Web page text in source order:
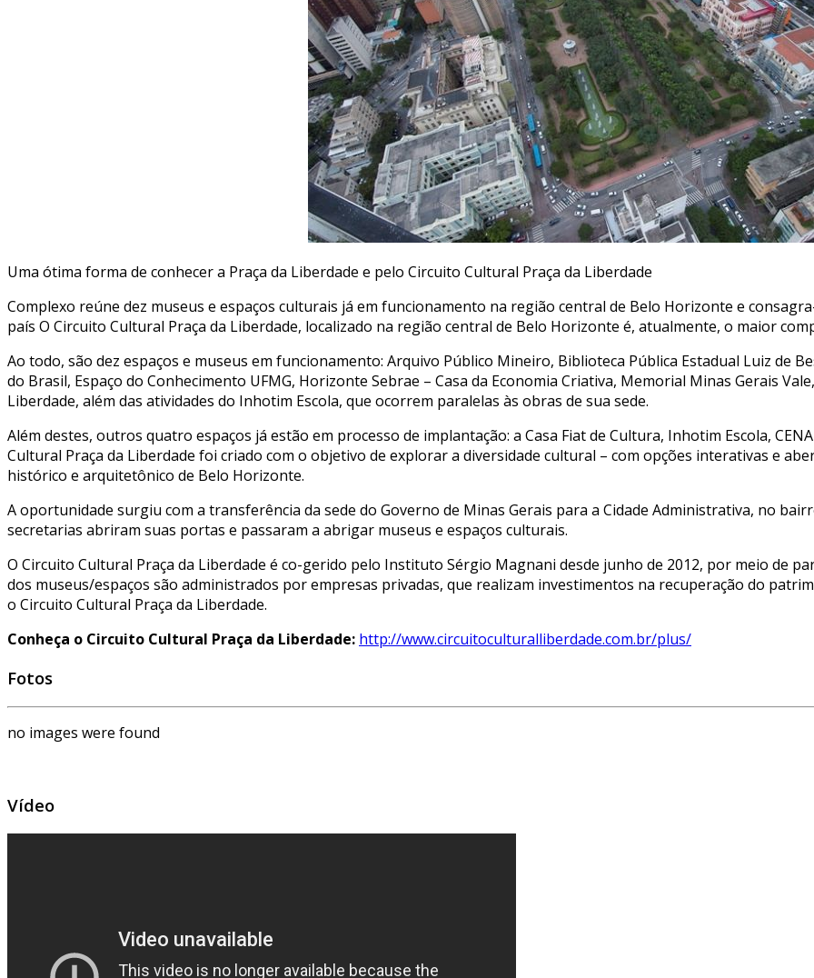
Uma ótima forma de conhecer a Praça da Liberdade e pelo Circuito Cultural Praça da Liberdade
Complexo reúne dez museus e espaços culturais já em funcionamento na região central de Belo Horizonte e
país O Circuito Cultural Praça da Liberdade, localizado na região central de Belo Horizonte é, atualmente, o maior
Ao todo, são dez espaços e museus em funcionamento: Arquivo Público Mineiro, Biblioteca Pública Estadual Luiz de
do Brasil, Espaço do Conhecimento UFMG, Horizonte Sebrae – Casa da Economia Criativa, Memorial Minas Gerais
Liberdade, além das atividades do Inhotim Escola, que ocorrem paralelas às obras de sua sede.
Além destes, outros quatro espaços já estão em processo de implantação: a Casa Fiat de Cultura, Inhotim Escola,
Cultural Praça da Liberdade foi criado com o objetivo de explorar a diversidade cultural – com opções interativas e
histórico e arquitetônico de Belo Horizonte.
A oportunidade surgiu com a transferência da sede do Governo de Minas Gerais para a Cidade Administrativa, no
secretarias abriram suas portas e passaram a abrigar museus e espaços culturais.
O Circuito Cultural Praça da Liberdade é co-gerido pelo Instituto Sérgio Magnani desde junho de 2012, por meio de
dos museus/espaços são administrados por empresas privadas, que realizam investimentos na recuperação do
o Circuito Cultural Praça da Liberdade.
Conheça o Circuito Cultural Praça da Liberdade: http://www.circuitoculturalliberdade.com.br/plus/
Fotos
no images were found
Vídeo